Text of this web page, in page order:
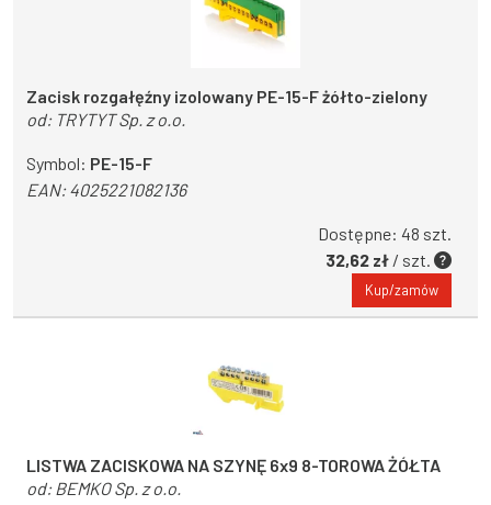
Zacisk rozgałęźny izolowany PE-15-F żółto-zielony
od: TRYTYT Sp. z o.o.
Symbol: PE-15-F
EAN:4025221082136
Dostępne: 48 szt.
32,62 zł / szt.
Kup/zamów
LISTWA ZACISKOWA NA SZYNĘ 6x9 8-TOROWA ŻÓŁTA
od: BEMKO Sp. z o.o.